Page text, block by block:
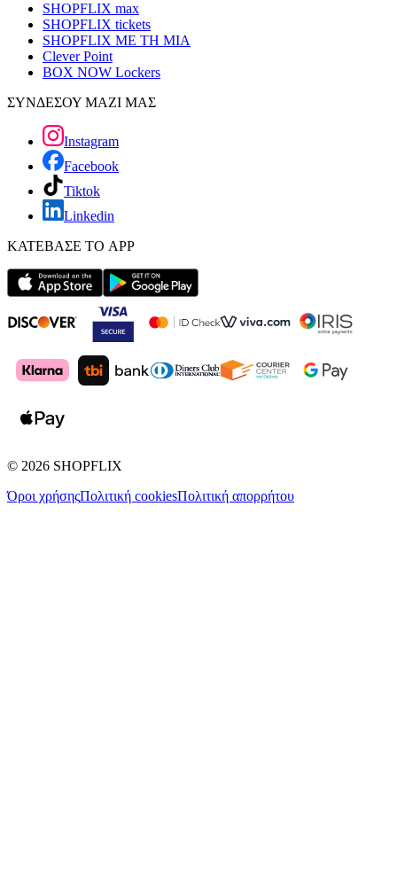
SHOPFLIX max
SHOPFLIX tickets
SHOPFLIX ΜΕ ΤΗ ΜΙΑ
Clever Point
BOX NOW Lockers
ΣΥΝΔΕΣΟΥ ΜΑΖΙ ΜΑΣ
Instagram
Facebook
Tiktok
Linkedin
ΚΑΤΕΒΑΣΕ ΤΟ APP
© 2026 SHOPFLIX
Όροι χρήσηςΠολιτική cookiesΠολιτική απορρήτου